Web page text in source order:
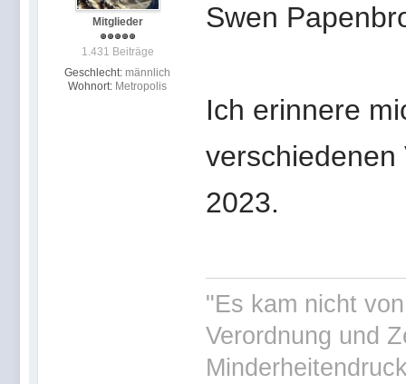
Mitglieder
1.431 Beiträge
Geschlecht: männlich
Wohnort: Metropolis
Swen
Ich erinnere
verschiedenen
2023.
"Es kam nicht
Verordnung und